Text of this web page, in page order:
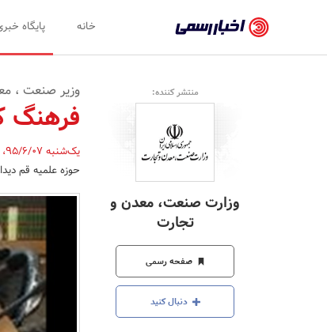
رسمی
-
اخبار
تایید
شده
شرکت‌ها،
سازمان‌ها
و
روابط
عمومی‌ها
خانه پایگاه
منتشر کننده:
وزارت صنعت، معدن و
تجارت
صفحه رسمی
دنبال کنید
وزیر صنعت ،
فرهنگ
یک‌شنبه 95/6/07 ،
حوزه علمیه قم